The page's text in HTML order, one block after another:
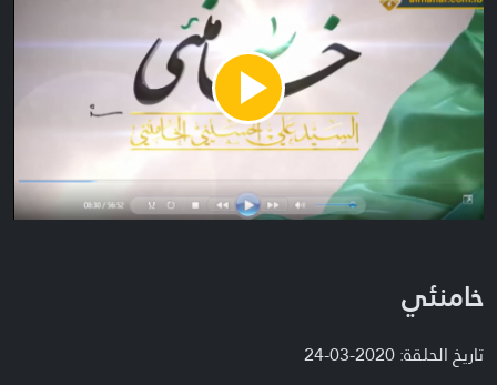
Play
Video
خامنئي
تاريخ الحلقة: 2020-03-24